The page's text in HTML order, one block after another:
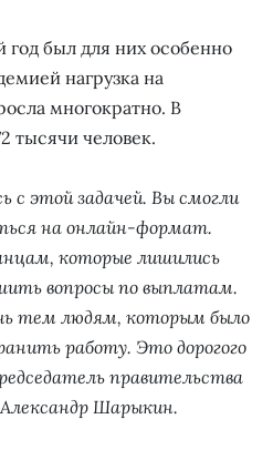
был для них особенно
нагрузка на
многократно. В
тысячи человек.
с этой задачей. Вы смогли
на онлайн-формат.
которые лишились
вопросы по выплатам.
тем людям, которым было
работу. Это дорогого
правительства
Шарыкин.